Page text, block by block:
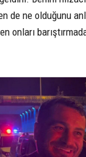
de ne olduğunu
onları